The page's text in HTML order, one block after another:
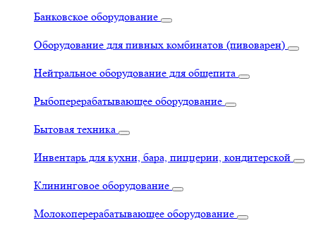
Банковское оборудование
Оборудование для пивных комбинатов (пивоварен)
Нейтральное оборудование для общепита
Рыбоперерабатывающее оборудование
Бытовая техника
Инвентарь для кухни, бара, пиццерии, кондитерской
Клининговое оборудование
Молокоперерабатывающее оборудование